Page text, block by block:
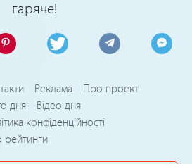
гаряче!
Реклама
Про проект
дня
Відео дня
конфіденційності
рейтинги